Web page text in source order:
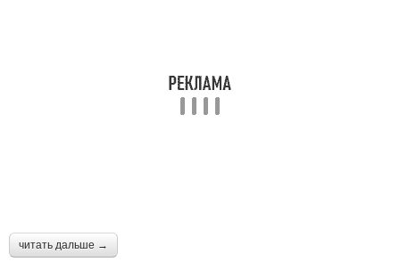
читать дальше →